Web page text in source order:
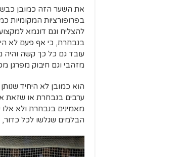
את השער הזה כמובן כבש
בפרופורציות המקומיות
להצליח וגם דוגמא
בנבחרת, כי אף פעם לא
עובד גם כל כך קשה והיה
מזהבי וגם חיבוק מפרגן
הוא כמובן לא היחיד
ערבים בנבחרת או שזאת
מאמינים בנבחרת ולא
הבלמים שגלשו לכל